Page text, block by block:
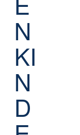
N
KI
N
D